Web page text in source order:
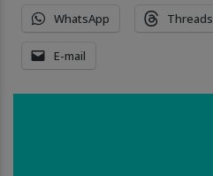
WhatsApp Threads
E-mail